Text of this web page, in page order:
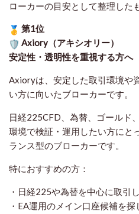
ローカーの目安として整理した
第1位
Axiory（アキシオリー）
安定性・透明性を重視する方へ
Axioryは、安定した取引環境や
い方に向いたブローカーです。
日経225CFD、為替、ゴールド
環境で検証・運用したい方にと
ランス型のブローカーです。
特におすすめの方：
・日経225や為替を中心に取引
・EA運用のメイン口座候補を